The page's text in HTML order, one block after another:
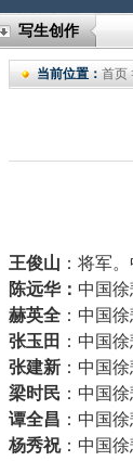
写生创作
当前位置： 首页
王俊山 ：将军
陈远华： 中国
赫英全：中国
张玉田 ：中国
张建新：中国徐
梁时民：中国徐
谭全昌 ：中国
杨秀祝：中国徐